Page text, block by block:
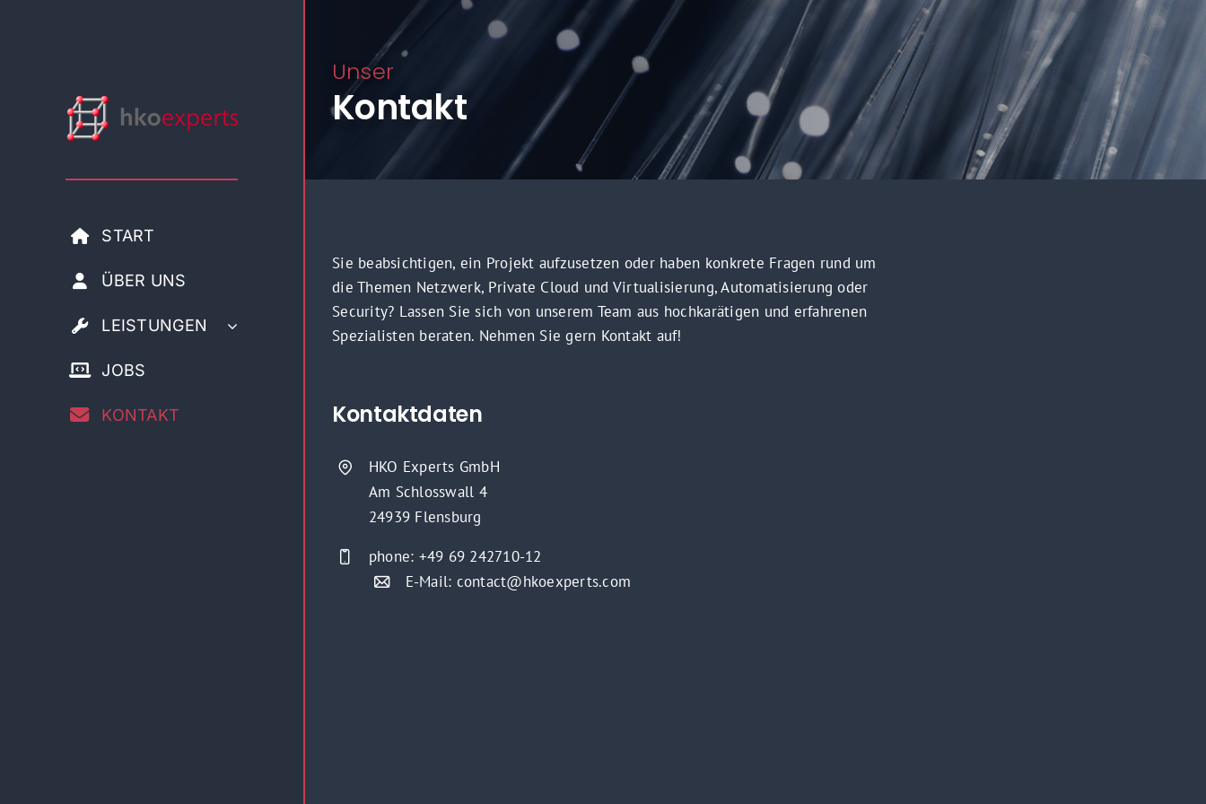
START
ÜBER UNS
LEISTUNGEN
JOBS
KONTAKT
Unser
Kontakt
Sie beabsichtigen, ein Projekt aufzusetzen oder haben konkrete Fragen rund um
die Themen Netzwerk, Private Cloud und Virtualisierung, Automatisierung oder
Security? Lassen Sie sich von unserem Team aus hochkarätigen und erfahrenen
Spezialisten beraten. Nehmen Sie gern Kontakt auf!
Kontaktdaten
HKO Experts GmbH
Am Schlosswall 4
24939 Flensburg
phone: +49 69 242710-12
E-Mail: contact@hkoexperts.com